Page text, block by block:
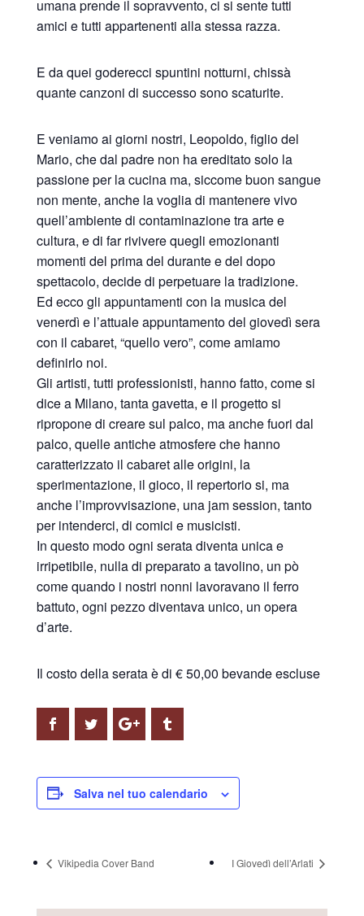
umana prende il sopravvento, ci si sente tutti
amici e tutti appartenenti alla stessa razza.
E da quei goderecci spuntini notturni, chissà
quante canzoni di successo sono scaturite.
E veniamo ai giorni nostri, Leopoldo, figlio del
Mario, che dal padre non ha ereditato solo la
passione per la cucina ma, siccome buon sangue
non mente, anche la voglia di mantenere vivo
quell’ambiente di contaminazione tra arte e
cultura, e di far rivivere quegli emozionanti
momenti del prima del durante e del dopo
spettacolo, decide di perpetuare la tradizione.
Ed ecco gli appuntamenti con la musica del
venerdì e l’attuale appuntamento del giovedì sera
con il cabaret, “quello vero”, come amiamo
definirlo noi.
Gli artisti, tutti professionisti, hanno fatto, come si
dice a Milano, tanta gavetta, e il progetto si
ripropone di creare sul palco, ma anche fuori dal
palco, quelle antiche atmosfere che hanno
caratterizzato il cabaret alle origini, la
sperimentazione, il gioco, il repertorio si, ma
anche l’improvvisazione, una jam session, tanto
per intenderci, di comici e musicisti.
In questo modo ogni serata diventa unica e
irripetibile, nulla di preparato a tavolino, un pò
come quando i nostri nonni lavoravano il ferro
battuto, ogni pezzo diventava unico, un opera
d’arte.
Il costo della serata è di € 50,00 bevande escluse
Salva nel tuo calendario
Vikipedia Cover Band I Giovedì dell’Arlati